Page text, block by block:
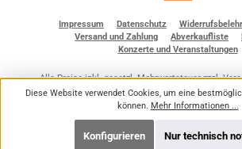
Impressum Datenschutz
Versand und Zahlung
Abverkaufliste
Konzerte und Veranstaltungen
Alle Preise inkl. gesetzl. Mehrwertsteuer zzgl.
Nachnahmegebühren, wenn nicht anders
© 2026 BF - Dienstleistungen - Alle Rechte vorbehalten.
Diese Website verwendet Cookies, um eine
können. Mehr Informationen ...
Nur technisch
Konfigurieren